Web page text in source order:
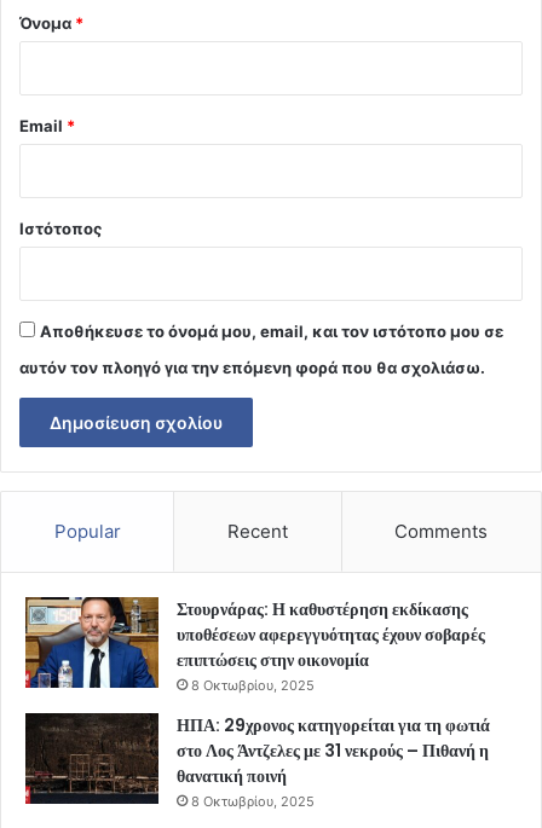
Όνομα *
Email *
Ιστότοπος
Αποθήκευσε το όνομά μου, email, και τον ιστότοπο μου σε
αυτόν τον πλοηγό για την επόμενη φορά που θα σχολιάσω.
Popular Recent Comments
Στουρνάρας: Η καθυστέρηση εκδίκασης
υποθέσεων αφερεγγυότητας έχουν σοβαρές
επιπτώσεις στην οικονομία
8 Οκτωβρίου, 2025
ΗΠΑ: 29χρονος κατηγορείται για τη φωτιά
στο Λος Άντζελες με 31 νεκρούς – Πιθανή η
θανατική ποινή
8 Οκτωβρίου, 2025